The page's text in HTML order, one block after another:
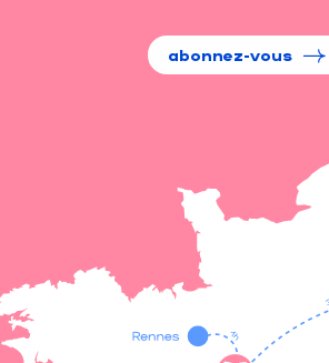
abonnez-vous